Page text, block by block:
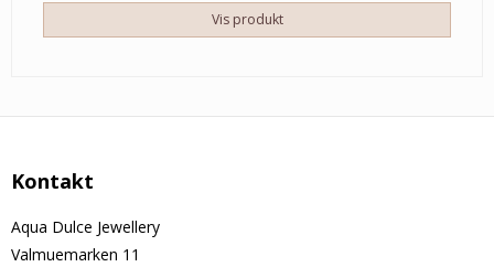
Vis produkt
Kontakt
Aqua Dulce Jewellery
Valmuemarken 11